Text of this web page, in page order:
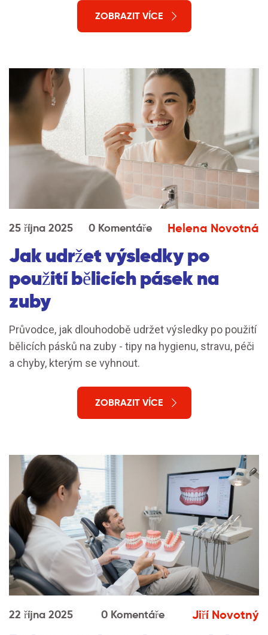
ZOBRAZIT VÍCE
25 října 2025 0 Komentáře Helena Novotná
Jak udržet výsledky po
použití bělicích pásek na
zuby
Průvodce, jak dlouhodobě udržet výsledky po použití
bělicích pásků na zuby - tipy na hygienu, stravu, péči
a chyby, kterým se vyhnout.
ZOBRAZIT VÍCE
22 října 2025 0 Komentáře Jiří Novotný